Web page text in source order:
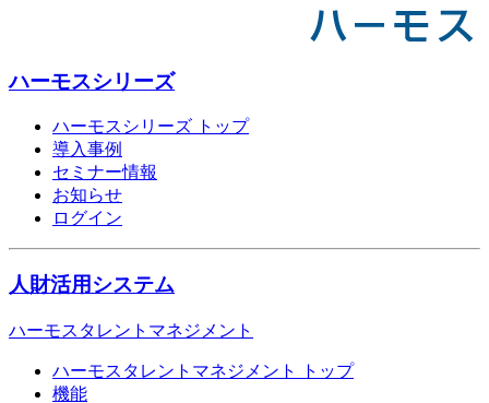
ハーモスシリーズ
ハーモスシリーズ トップ
導入事例
セミナー情報
お知らせ
ログイン
人財活用システム
ハーモスタレントマネジメント
ハーモスタレントマネジメント トップ
機能